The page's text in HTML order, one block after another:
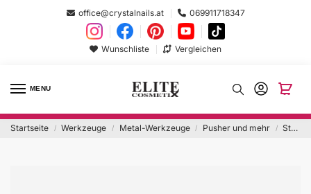
office@crystalnails.at 069911718347
Wunschliste Vergleichen
MENU
Startseite / Werkzeuge / Metal-Werkzeuge / Pusher und mehr / Staleks Combo Bend Blade WPPQ-14 gebogene Klinge